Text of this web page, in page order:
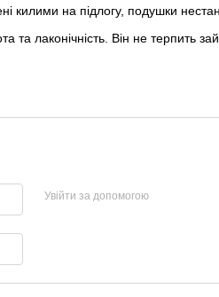
килими на підлогу, подушки
лаконічність. Він не терпить
Увійти за допомогою